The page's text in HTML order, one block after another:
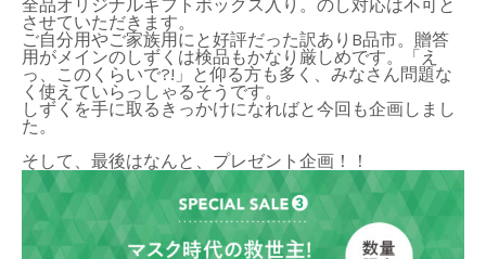
全品オリジナルギフトボックス入り。のし対応は不可と
させていただきます。
ご自分用やご家族用にと好評だった訳ありB品市。贈答
用がメインのしずくは検品もかなり厳しめです。「え
っ、このくらいで?!」と仰る方も多く、みなさん問題な
く使えていらっしゃるそうです。
しずくを手に取るきっかけになればと今回も企画しまし
た。
そして、最後はなんと、プレゼント企画！！